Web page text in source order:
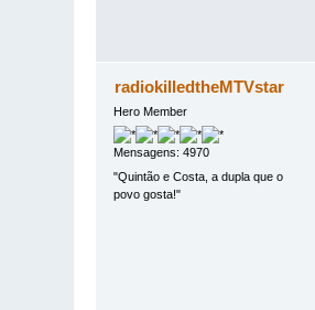
radiokilledtheMTVstar
Hero Member
Mensagens: 4970
"Quintão e Costa, a dupla que o
povo gosta!"